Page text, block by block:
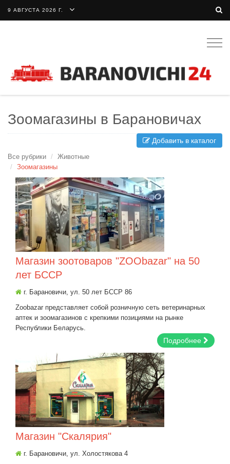
9 АВГУСТА 2026 Г.
Зоомагазины в Барановичах
Добавить в каталог
Все рубрики
Животные
Зоомагазины
Магазин зоотоваров "ZOObazar" на 50
лет БССР
г. Барановичи, ул. 50 лет БССР 86
Zoobazar представляет собой розничную сеть ветеринарных
аптек и зоомагазинов с крепкими позициями на рынке
Республики Беларусь.
Подробнее
Магазин "Скалярия"
г. Барановичи, ул. Холостякова 4